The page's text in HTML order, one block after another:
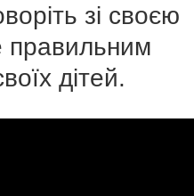
зі своєю
правильним
дітей.